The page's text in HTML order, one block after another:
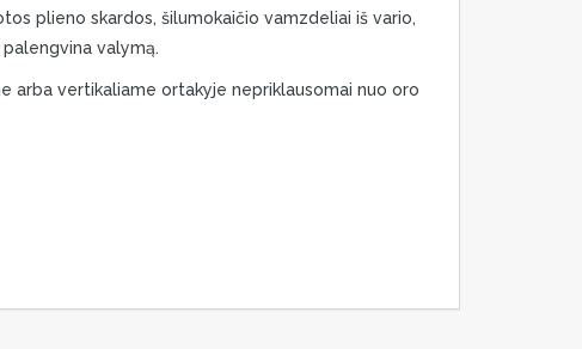
plieno skardos, šilumokaičio vamzdeliai iš vario,
valymą.
arba vertikaliame ortakyje nepriklausomai nuo oro